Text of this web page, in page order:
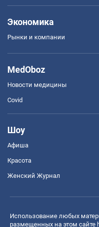
Экономика
Рынки и компании
MedOboz
Новости медицины
Covid
Шоу
Афиша
Красота
Женский Журнал
Использование любых
размещенных на этом сайте